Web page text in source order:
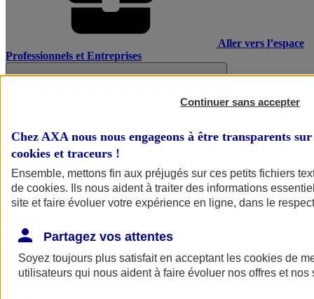
Aller vers l’espace
Professionnels et Entreprises
Continuer sans accepter
Chez AXA nous nous engageons à être transparents
cookies et traceurs !
Ensemble, mettons fin aux préjugés sur ces petits fichiers
de cookies. Ils nous aident à traiter des informations
site et faire évoluer votre expérience en ligne, dans le
Partagez vos attentes
Soyez toujours plus satisfait en acceptant les cookies de
utilisateurs qui nous aident à faire évoluer nos offres et nos